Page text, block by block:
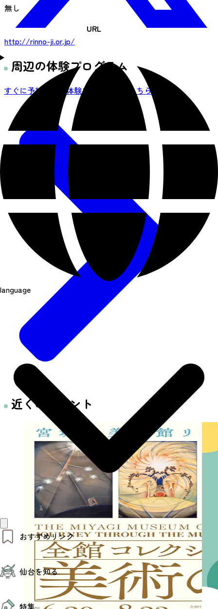
language
おすすめリンク
仙台夜時間
モデルコース
エリアガイド
お得なチケット
仙台を知る
仙台の魅力
エリアガイド
無し
URL
http://rinno-ji.or.jp/
周辺の体験プログラム
すぐに予約できる体験プログラムはこちら
近くのイベント